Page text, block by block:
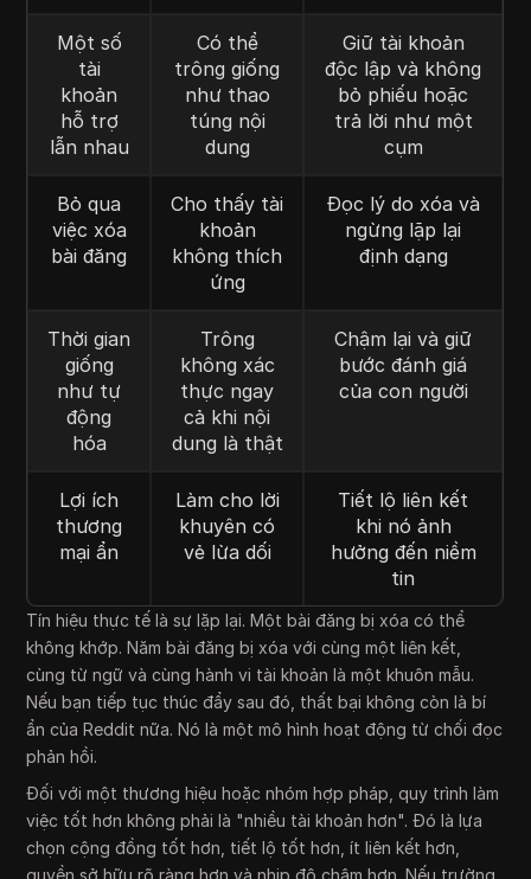
Một số
tài
khoản
hỗ trợ
lẫn nhau
Có thể
trông giống
như thao
túng nội
dung
Giữ tài khoản
độc lập và không
bỏ phiếu hoặc
trả lời như một
cụm
Bỏ qua
việc xóa
bài đăng
Cho thấy tài
khoản
không thích
ứng
Đọc lý do xóa và
ngừng lặp lại
định dạng
Thời gian
giống
như tự
động
hóa
Trông
không xác
thực ngay
cả khi nội
dung là thật
Chậm lại và giữ
bước đánh giá
của con người
Lợi ích
thương
mại ẩn
Làm cho lời
khuyên có
vẻ lừa dối
Tiết lộ liên kết
khi nó ảnh
hưởng đến niềm
tin
Tín hiệu thực tế là sự lặp lại. Một bài đăng bị xóa có thể
không khớp. Năm bài đăng bị xóa với cùng một liên kết,
cùng từ ngữ và cùng hành vi tài khoản là một khuôn mẫu.
Nếu bạn tiếp tục thúc đẩy sau đó, thất bại không còn là bí
ẩn của Reddit nữa. Nó là một mô hình hoạt động từ chối đọc
phản hồi.
Đối với một thương hiệu hoặc nhóm hợp pháp, quy trình làm
việc tốt hơn không phải là "nhiều tài khoản hơn". Đó là lựa
chọn cộng đồng tốt hơn, tiết lộ tốt hơn, ít liên kết hơn,